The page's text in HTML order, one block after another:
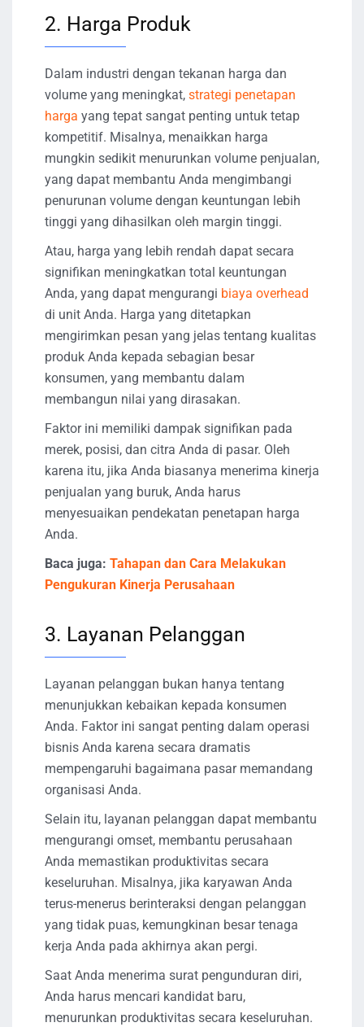
2. Harga Produk
Dalam industri dengan tekanan harga dan
volume yang meningkat, strategi penetapan
harga yang tepat sangat penting untuk tetap
kompetitif. Misalnya, menaikkan harga
mungkin sedikit menurunkan volume penjualan,
yang dapat membantu Anda mengimbangi
penurunan volume dengan keuntungan lebih
tinggi yang dihasilkan oleh margin tinggi.
Atau, harga yang lebih rendah dapat secara
signifikan meningkatkan total keuntungan
Anda, yang dapat mengurangi biaya overhead
di unit Anda. Harga yang ditetapkan
mengirimkan pesan yang jelas tentang kualitas
produk Anda kepada sebagian besar
konsumen, yang membantu dalam
membangun nilai yang dirasakan.
Faktor ini memiliki dampak signifikan pada
merek, posisi, dan citra Anda di pasar. Oleh
karena itu, jika Anda biasanya menerima kinerja
penjualan yang buruk, Anda harus
menyesuaikan pendekatan penetapan harga
Anda.
Baca juga: Tahapan dan Cara Melakukan
Pengukuran Kinerja Perusahaan
3. Layanan Pelanggan
Layanan pelanggan bukan hanya tentang
menunjukkan kebaikan kepada konsumen
Anda. Faktor ini sangat penting dalam operasi
bisnis Anda karena secara dramatis
mempengaruhi bagaimana pasar memandang
organisasi Anda.
Selain itu, layanan pelanggan dapat membantu
mengurangi omset, membantu perusahaan
Anda memastikan produktivitas secara
keseluruhan. Misalnya, jika karyawan Anda
terus-menerus berinteraksi dengan pelanggan
yang tidak puas, kemungkinan besar tenaga
kerja Anda pada akhirnya akan pergi.
Saat Anda menerima surat pengunduran diri,
Anda harus mencari kandidat baru,
menurunkan produktivitas secara keseluruhan.